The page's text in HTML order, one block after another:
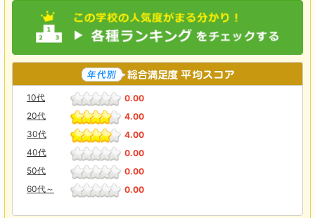
10代
0.00
20代
4.00
30代
4.00
40代
0.00
50代
0.00
60代～
0.00